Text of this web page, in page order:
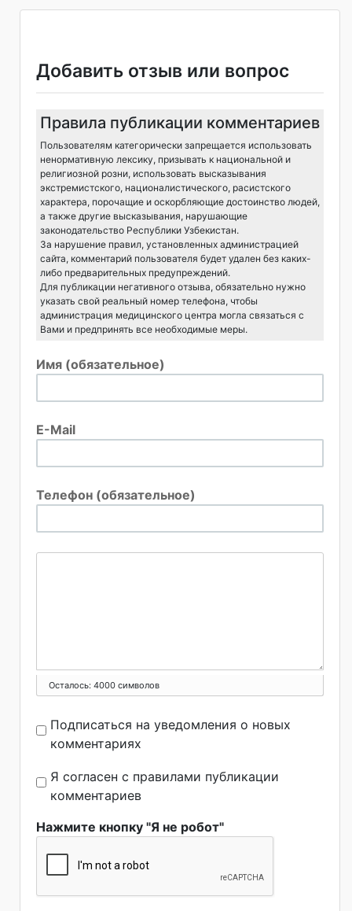
Добавить отзыв или вопрос
Правила публикации комментариев
Пользователям категорически запрещается использовать
ненормативную лексику, призывать к национальной и
религиозной розни, использовать высказывания
экстремистского, националистического, расистского
характера, порочащие и оскорбляющие достоинство людей,
а также другие высказывания, нарушающие
законодательство Республики Узбекистан.
За нарушение правил, установленных администрацией
сайта, комментарий пользователя будет удален без каких-
либо предварительных предупреждений.
Для публикации негативного отзыва, обязательно нужно
указать свой реальный номер телефона, чтобы
администрация медицинского центра могла связаться с
Вами и предпринять все необходимые меры.
Имя (обязательное)
E-Mail
Телефон (обязательное)
Осталось: 4000 символов
Подписаться на уведомления о новых
комментариях
Я согласен с правилами публикации
комментариев
Нажмите кнопку "Я не робот"